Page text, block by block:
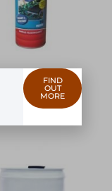
— 0715 — 保护清漆
FIND
OUT
MORE